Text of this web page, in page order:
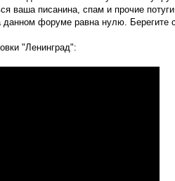
ваша писанина, спам и прочие
форуме равна нулю. Берегите
"Ленинград":